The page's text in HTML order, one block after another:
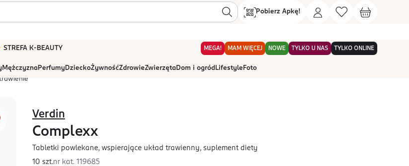
Pobierz Apkę!
STREFA K-BEAUTY MEGA! MAM WIĘCEJ NOWE TYLKO U NAS TYLKO ONLINE
MężczyznaPerfumyDzieckoŻywnośćZdrowieZwierzętaDom i ogród Lifestyle Foto
Verdin
Complexx
Tabletki powlekane, wspierające układ trawienny, suplement diety
10 szt.nr kat. 119685